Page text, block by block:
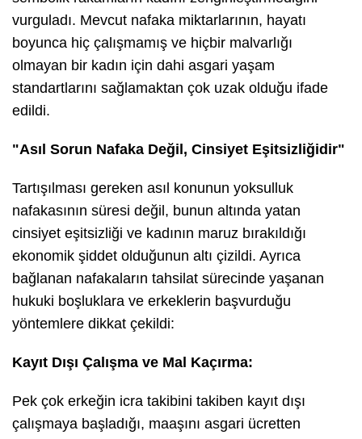
vurguladı. Mevcut nafaka miktarlarının, hayatı
boyunca hiç çalışmamış ve hiçbir malvarlığı
olmayan bir kadın için dahi asgari yaşam
standartlarını sağlamaktan çok uzak olduğu ifade
edildi.
​"Asıl Sorun Nafaka Değil, Cinsiyet Eşitsizliğidir"
​Tartışılması gereken asıl konunun yoksulluk
nafakasının süresi değil, bunun altında yatan
cinsiyet eşitsizliği ve kadının maruz bırakıldığı
ekonomik şiddet olduğunun altı çizildi. Ayrıca
bağlanan nafakaların tahsilat sürecinde yaşanan
hukuki boşluklara ve erkeklerin başvurduğu
yöntemlere dikkat çekildi:
Kayıt Dışı Çalışma ve Mal Kaçırma:
Pek çok erkeğin icra takibini takiben kayıt dışı
çalışmaya başladığı, maaşını asgari ücretten